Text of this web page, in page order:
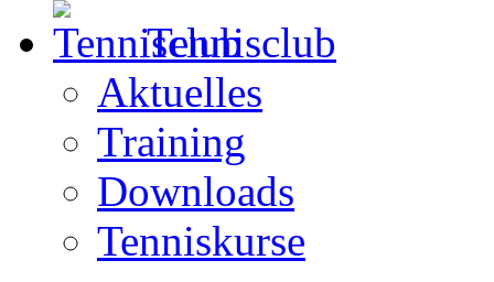
Tennisclub
Aktuelles
Training
Downloads
Tenniskurse